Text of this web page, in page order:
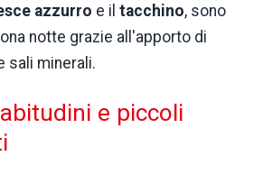
azzurro e il tacchino, sono
notte grazie all'apporto di
sali minerali.
e piccoli